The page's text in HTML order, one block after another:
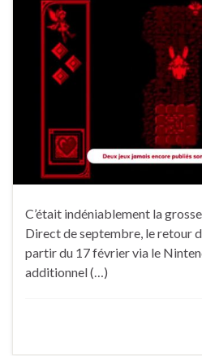
C’était indéniablement la
Direct de septembre, le retour
partir du 17 février via le
additionnel (…)